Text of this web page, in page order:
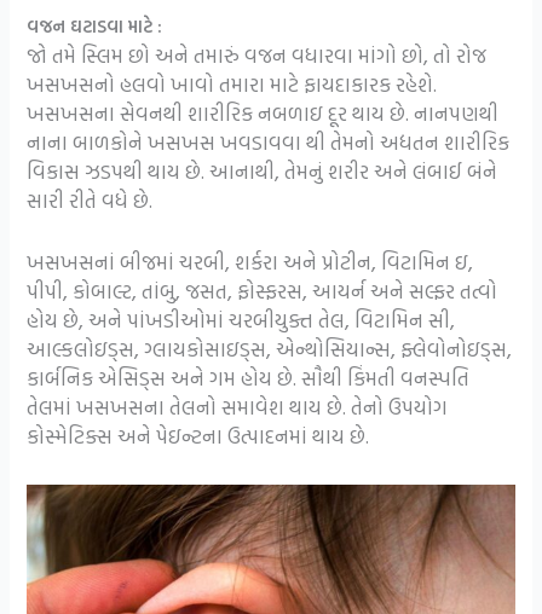
વજન ઘટાડવા માટે :
જો તમે સ્લિમ છો અને તમારું વજન વધારવા માંગો છો, તો રોજ
ખસખસનો હલવો ખાવો તમારા માટે ફાયદાકારક રહેશે.
ખસખસના સેવનથી શારીરિક નબળાઇ દૂર થાય છે. નાનપણથી
નાના બાળકોને ખસખસ ખવડાવવા થી તેમનો અદ્યતન શારીરિક
વિકાસ ઝડપથી થાય છે. આનાથી, તેમનું શરીર અને લંબાઈ બંને
સારી રીતે વધે છે.
ખસખસનાં બીજમાં ચરબી, શર્કરા અને પ્રોટીન, વિટામિન ઇ,
પીપી, કોબાલ્ટ, તાંબુ, જસત, ફોસ્ફરસ, આયર્ન અને સલ્ફર તત્વો
હોય છે, અને પાંખડીઓમાં ચરબીયુક્ત તેલ, વિટામિન સી,
આલ્કલોઇડ્સ, ગ્લાયકોસાઇડ્સ, એન્થોસિયાન્સ, ફ્લેવોનોઇડ્સ,
કાર્બનિક એસિડ્સ અને ગમ હોય છે. સૌથી કિંમતી વનસ્પતિ
તેલમાં ખસખસના તેલનો સમાવેશ થાય છે. તેનો ઉપયોગ
કોસ્મેટિક્સ અને પેઇન્ટના ઉત્પાદનમાં થાય છે.